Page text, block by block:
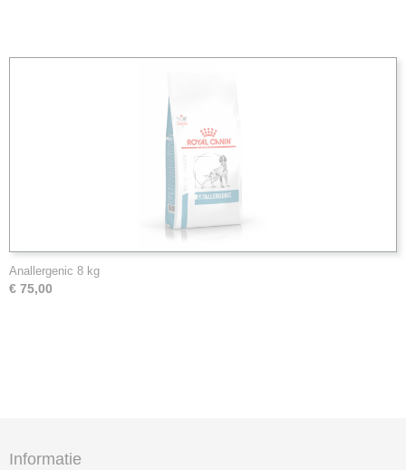
Anallergenic 8 kg
€ 75,00
Informatie